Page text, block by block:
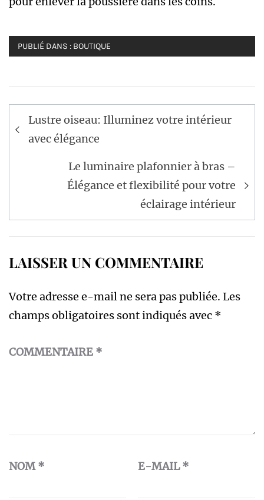
PUBLIÉ DANS : BOUTIQUE
Navigation
de
l’article
Lustre oiseau: Illuminez votre intérieur
avec élégance
Le luminaire plafonnier à bras –
Élégance et flexibilité pour votre
éclairage intérieur
LAISSER UN COMMENTAIRE
Votre adresse e-mail ne sera pas publiée. Les
champs obligatoires sont indiqués avec *
COMMENTAIRE *
NOM* E-MAIL*